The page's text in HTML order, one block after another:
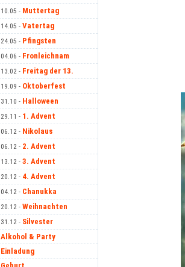
10.05 - Muttertag
14.05 - Vatertag
24.05 - Pfingsten
04.06 - Fronleichnam
13.02 - Freitag der 13.
19.09 - Oktoberfest
31.10 - Halloween
29.11 - 1. Advent
06.12 - Nikolaus
06.12 - 2. Advent
13.12 - 3. Advent
20.12 - 4. Advent
04.12 - Chanukka
20.12 - Weihnachten
31.12 - Silvester
Alkohol & Party
Einladung